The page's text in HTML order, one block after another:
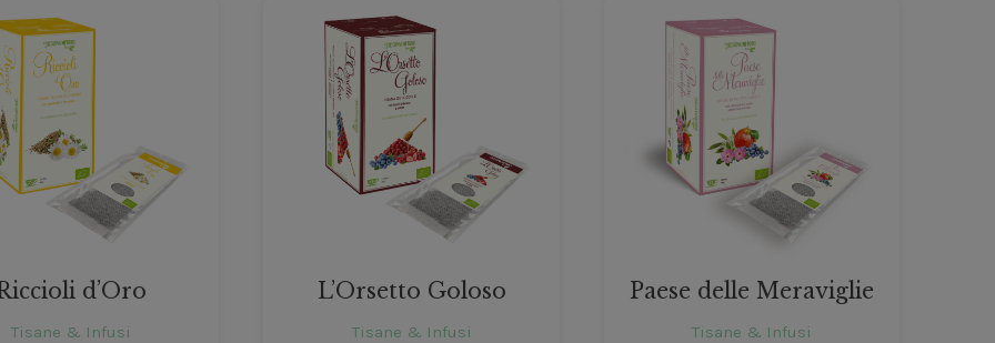
d’Oro
Tisane & Infusi
L’Orsetto Goloso
Tisane & Infusi
Paese delle Meraviglie
Tisane & Infusi